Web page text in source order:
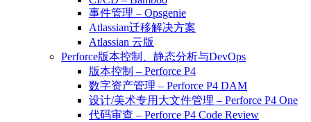
事件管理 – Opsgenie
Atlassian迁移解决方案
Atlassian 云版
Perforce版本控制、静态分析与DevOps
版本控制 – Perforce P4
数字资产管理 – Perforce P4 DAM
设计/美术专用大文件管理 – Perforce P4 One
代码审查 – Perforce P4 Code Review